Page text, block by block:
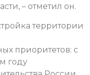
– отметил он.
территории
приоритетов: с
году